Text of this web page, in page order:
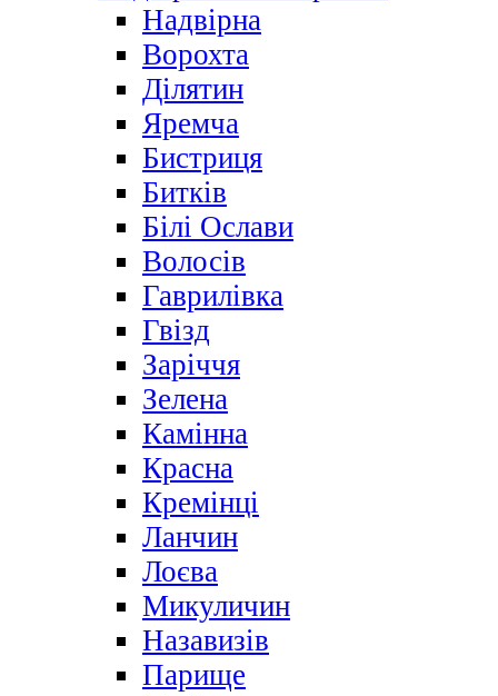
Надвірна
Ворохта
Ділятин
Яремча
Бистриця
Битків
Білі Ослави
Волосів
Гаврилівка
Гвізд
Заріччя
Зелена
Камінна
Красна
Кремінці
Ланчин
Лоєва
Микуличин
Назавизів
Парище